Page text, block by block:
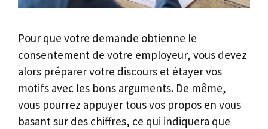
Pour que votre demande obtienne le
consentement de votre employeur, vous devez
alors préparer votre discours et étayer vos
motifs avec les bons arguments. De même,
vous pourrez appuyer tous vos propos en vous
basant sur des chiffres, ce qui indiquera que